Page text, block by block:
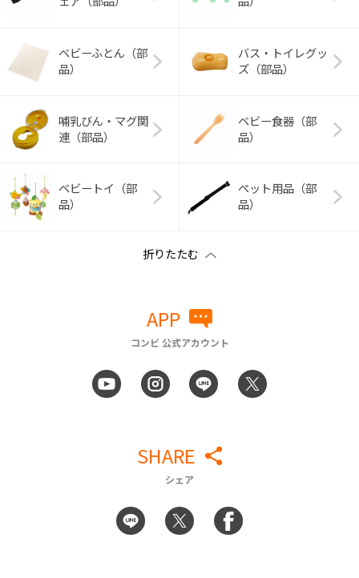
ベビーふとん（部
品）
バス・トイレグッ
ズ（部品）
哺乳びん・マグ関
連（部品）
ベビー食器（部
品）
ベビートイ（部
品）
ペット用品（部
品）
APP
コンビ 公式アカウント
SHARE
シェア